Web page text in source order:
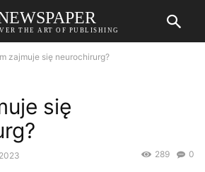
THE ART OF PUBLISHING
zajmuje się neurochirurg?
się
0
289